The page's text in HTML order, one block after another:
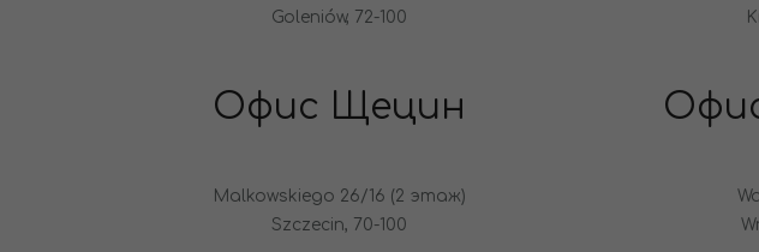
Goleniów, 72-100
Офис Щецин
Malkowskiego 26/16 (2 этаж)
Szczecin, 70-100